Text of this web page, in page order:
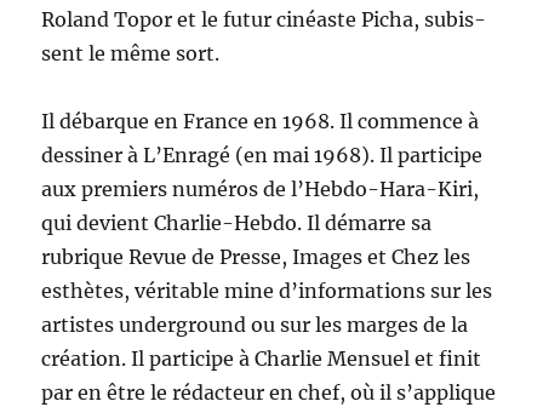
Roland Topor et le futur cinéaste Picha, subis­
sent le même sort.
Il débar­que en France en 1968. Il com­mence à
dessin­er à L’En­ragé (en mai 1968). Il par­ticipe
aux pre­miers numéros de l’Heb­do-Hara-Kiri,
qui devient Char­lie-Heb­do. Il démarre sa
rubrique Revue de Presse, Images et Chez les
esthètes, véri­ta­ble mine d’in­for­ma­tions sur les
artistes under­ground ou sur les marges de la
créa­tion. Il par­ticipe à Char­lie Men­su­el et finit
par en être le rédac­teur en chef, où il s’ap­plique